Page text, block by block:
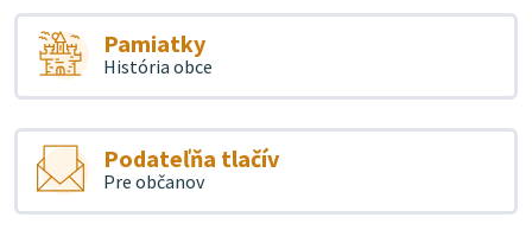
Pamiatky
História obce
Podateľňa tlačív
Pre občanov